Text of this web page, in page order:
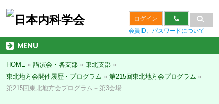
ログイン
会員ID、パスワードについて
MENU
HOME » 講演会・各支部 » 東北支部 »
東北地方会開催履歴・プログラム » 第215回東北地方会プログラム »
第215回東北地方会プログラム－第3会場